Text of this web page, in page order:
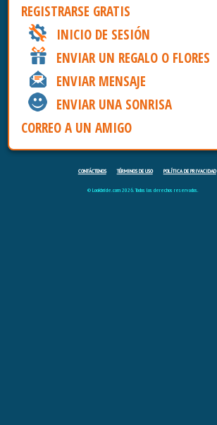
REGISTRARSE GRATIS
INICIO DE SESIÓN
ENVIAR UN REGALO O FLORES
ENVIAR MENSAJE
ENVIAR UNA SONRISA
CORREO A UN AMIGO
CONTÁCTENOS TÉRMINOS DE USO POLÍTICA DE PRIVACIDAD
© Lookbride.com 2026. Todos los derechos reservados.